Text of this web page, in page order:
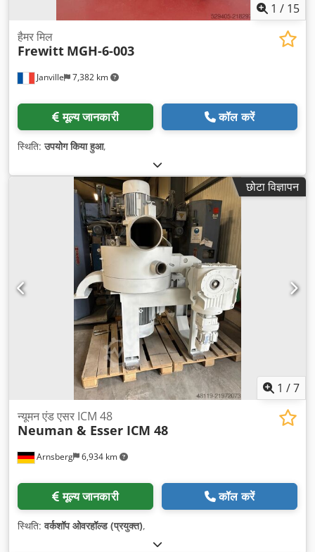
1 / 15
Janville 7,382 km
हैमर मिल
Frewitt MGH-6-003
मूल्य जानकारी कॉल करें
स्थिति:उपयोग किया हुआ,
छोटा विज्ञापन
1 /7
Arnsberg 6,934 km
न्यूमन एंड एसर ICM 48
Neuman & Esser ICM 48
मूल्य जानकारी कॉल करें
स्थिति:वर्कशॉप ओवरहॉल्ड (प्रयुक्त),